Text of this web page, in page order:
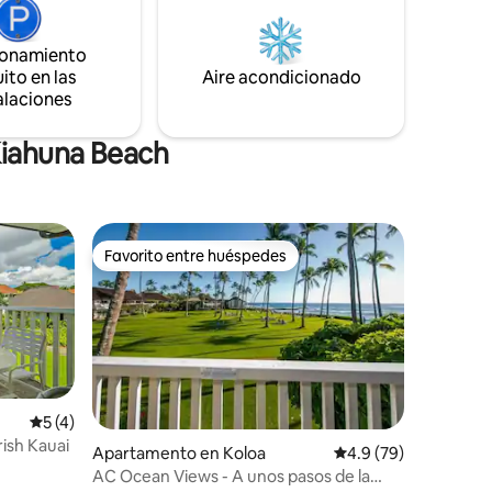
que
persona que desee disfrutar de la isla
jardín de Kauai. Encontrarás casi todo lo
que necesitas aquí para hacerte sentir en
casa. Departamento n.º 431, edificio 41
en las
Aire acondicionado
Beach
Calificación promedio: 5 de 5, 4 reseñas
5 (4)
Kauai
Favorito entre huéspedes
Favorito entre huéspedes
Apartamento en Koloa Calificación
4.9 (79)
AC Ocean Views - A unos pasos de la